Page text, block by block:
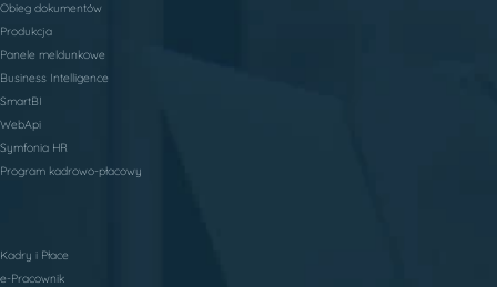
Obieg dokumentów
Produkcja
Panele meldunkowe
Business Intelligence
SmartBI
WebApi
Symfonia HR
Program kadrowo-płacowy
Kadry i Płace
e-Pracownik